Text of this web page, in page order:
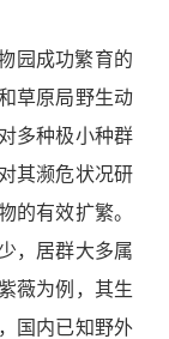
园成功繁育的
草原局野生动
多种极小种群
其濒危状况研
的有效扩繁。
，居群大多属
薇为例，其生
国内已知野外